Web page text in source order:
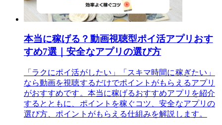
本当に稼げる？動画視聴型ポイ活アプリおす
すめ7選｜安全なアプリの選び方
「ラクにポイ活がしたい」「スキマ時間に稼ぎたい」
なら動画を視聴するだけでポイントがもらえるアプリ
がおすすめです。本当に稼げるおすすめアプリを紹介
するとともに、ポイントを稼ぐコツ、安全なアプリの
選び方、ポイントがもらえる仕組みを解説します。